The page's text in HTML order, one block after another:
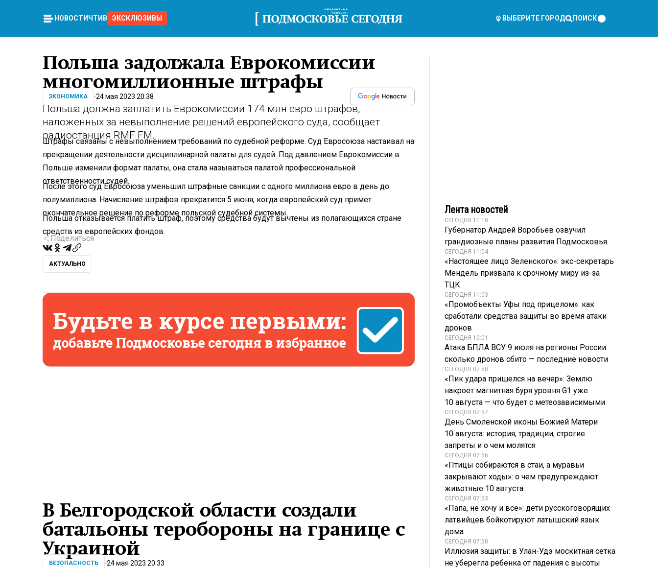
НОВОСТИ ЧТИВО ЭКСКЛЮЗИВЫ ВЫБЕРИТЕ ГОРОД ПОИСК
Польша задолжала Еврокомиссии
многомиллионные штрафы
ЭКОНОМИКА 24 мая 2023 20:38
Польша должна заплатить Еврокомиссии 174 млн евро штрафов,
наложенных за невыполнение решений европейского суда, сообщает
радиостанция RMF FM.
Штрафы связаны с невыполнением требований по судебной реформе. Суд Евросоюза настаивал на
прекращении деятельности дисциплинарной палаты для судей. Под давлением Еврокомиссии в
Польше изменили формат палаты, она стала называться палатой профессиональной
ответственности судей.
После этого суд Евросоюза уменьшил штрафные санкции с одного миллиона евро в день до
полумиллиона. Начисление штрафов прекратится 5 июня, когда европейский суд примет
окончательное решение по реформе польской судебной системы.
Польша отказывается платить штраф, поэтому средства будут вычтены из полагающихся стране
средств из европейских фондов.
Поделиться
АКТУАЛЬНО
В Белгородской области создали
батальоны теробороны на границе с
Украиной
БЕЗОПАСНОСТЬ 24 мая 2023 20:33
Лента новостей
СЕГОДНЯ 11:10
Губернатор Андрей Воробьев озвучил
грандиозные планы развития Подмосковья
СЕГОДНЯ 11:04
«Настоящее лицо Зеленского»: экс-секретарь
Мендель призвала к срочному миру из-за
ТЦК
СЕГОДНЯ 11:03
«Промобъекты Уфы под прицелом»: как
сработали средства защиты во время атаки
дронов
СЕГОДНЯ 10:01
Атака БПЛА ВСУ 9 июля на регионы России:
сколько дронов сбито — последние новости
СЕГОДНЯ 07:58
«Пик удара пришелся на вечер»: Землю
накроет магнитная буря уровня G1 уже
10 августа — что будет с метеозависимыми
СЕГОДНЯ 07:57
День Смоленской иконы Божией Матери
10 августа: история, традиции, строгие
запреты и о чем молятся
СЕГОДНЯ 07:56
«Птицы собираются в стаи, а муравьи
закрывают ходы»: о чем предупреждают
животные 10 августа
СЕГОДНЯ 07:53
«Папа, не хочу и все»: дети русскоговорящих
латвийцев бойкотируют латышский язык
дома
СЕГОДНЯ 07:50
Иллюзия защиты: в Улан-Удэ москитная сетка
не уберегла ребенка от падения с высоты